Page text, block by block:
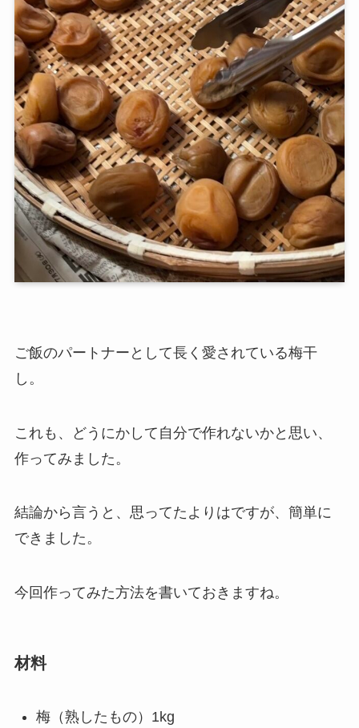
ご飯のパートナーとして長く愛されている梅干
し。
これも、どうにかして自分で作れないかと思い、
作ってみました。
結論から言うと、思ってたよりはですが、簡単に
できました。
今回作ってみた方法を書いておきますね。
材料
梅（熟したもの）1kg